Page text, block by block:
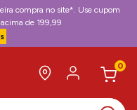
compra no site*. Use cupom
de 199,99
0